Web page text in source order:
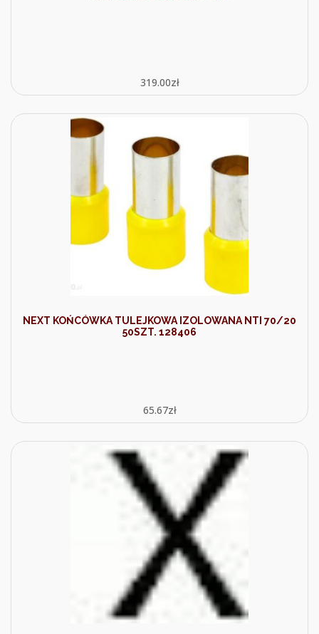
319.00zł
NEXT KOŃCÓWKA TULEJKOWA IZOLOWANA NTI 70/20
50SZT. 128406
65.67zł